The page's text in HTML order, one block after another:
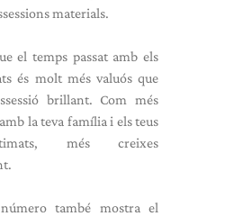
materials.
el temps passat amb els
és molt més valuós que
brillant. Com més
la teva família i els teus
més creixes
també mostra el